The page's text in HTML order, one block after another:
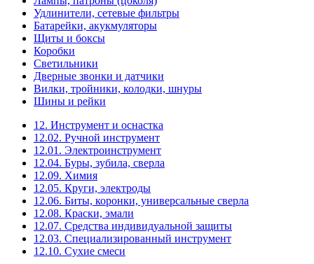
Удлинители, сетевые фильтры
Батарейки, акукмуляторы
Щиты и боксы
Коробки
Светильники
Дверные звонки и датчики
Вилки, тройники, колодки, шнуры
Шины и рейки
12. Инструмент и оснастка
12.02. Ручной инструмент
12.01. Электроинструмент
12.04. Буры, зубила, сверла
12.09. Химия
12.05. Круги, электроды
12.06. Биты, коронки, универсальные сверла
12.08. Краски, эмали
12.07. Средства индивидуальной защиты
12.03. Специализированный инструмент
12.10. Сухие смеси